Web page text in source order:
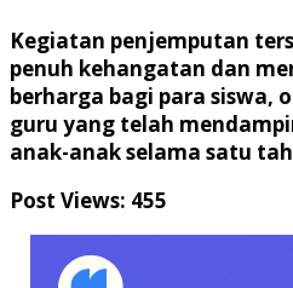
Kegiatan penjemputan
penuh kehangatan dan
berharga bagi para siswa,
guru yang telah
anak-anak selama satu
Post Views: 455